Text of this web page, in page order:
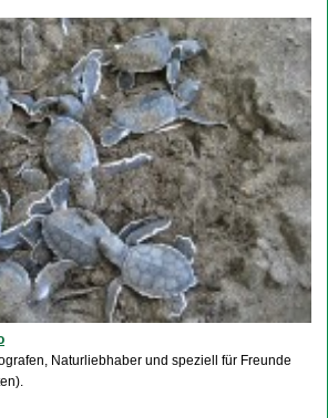
Naturliebhaber und speziell für Freunde